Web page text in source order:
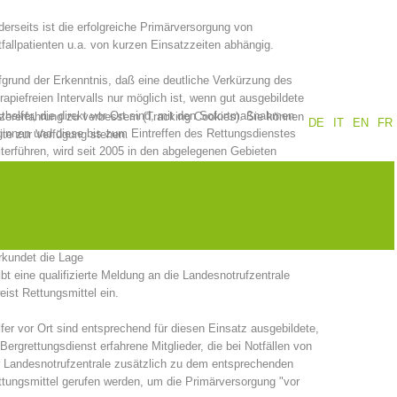
Jahresberichte
Ausbildung
Prävention PEER
ist die erfolgreiche Primärversorgung von
u.a. von kurzen Einsatzzeiten abhängig.
der Erkenntnis, daß eine deutliche Verkürzung des
Intervalls nur möglich ist, wenn gut ausgebildete
die direkt vor Ort sind, mit den Sofortmaßnahmen
und diese bis zum Eintreffen des Rettungsdienstes
wird seit 2005 in den abgelegenen Gebieten
die Lage
eine qualifizierte Meldung an die Landesnotrufzentrale
Rettungsmittel ein.
vor Ort sind entsprechend für diesen Einsatz ausgebildete,
erfahrene Mitglieder, die bei Notfällen von
Landesnotrufzentrale zusätzlich zu dem entsprechenden
gerufen werden, um die Primärversorgung "vor
DE
IT EN FR
zu verbessern (Tracking Cookies). Sie können
zur Verfügung stehen.